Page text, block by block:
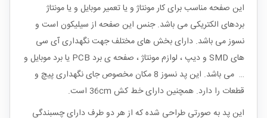
این صفحه مناسب برای کار مونتاژ و یا تعمیر موبایل و یا مونتاژ
بردهای الکتریکی می باشد. جنس این صفحه از سیلیکون است و
نسوز می باشد. دارای بخش های مختلف جهت نگهداری آی سی
های SMD و دیپ ، لوازم مونتاژ ، صفحه ی برد PCB یا برد موبایل و
… می باشد. این پد نسوز 8 مکان مخصوص جای نگهداری پیچ و
قطعات را دارد. همچنین دارای خط کش 36cm است.
این پد به صورتی طراحی شده که از هر دو طرف دارای چسبندگی